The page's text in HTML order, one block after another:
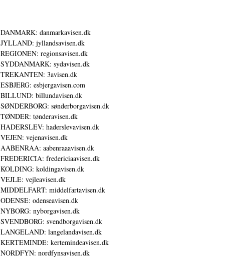
DANMARK: danmarkavisen.dk
JYLLAND: jyllandsavisen.dk
REGIONEN: regionsavisen.dk
SYDDANMARK: sydavisen.dk
TREKANTEN: 3avisen.dk
ESBJERG: esbjergavisen.com
BILLUND: billundavisen.dk
SØNDERBORG: sønderborgavisen.dk
TØNDER: tønderavisen.dk
HADERSLEV: haderslevavisen.dk
VEJEN: vejenavisen.dk
AABENRAA: aabenraaavisen.dk
FREDERICIA: fredericiaavisen.dk
KOLDING: koldingavisen.dk
VEJLE: vejleavisen.dk
MIDDELFART: middelfartavisen.dk
ODENSE: odenseavisen.dk
NYBORG: nyborgavisen.dk
SVENDBORG: svendborgavisen.dk
LANGELAND: langelandavisen.dk
KERTEMINDE: kertemindeavisen.dk
NORDFYN: nordfynsavisen.dk